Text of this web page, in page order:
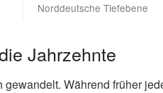
Norddeutsche Tiefebene
Jahrzehnte
Während früher